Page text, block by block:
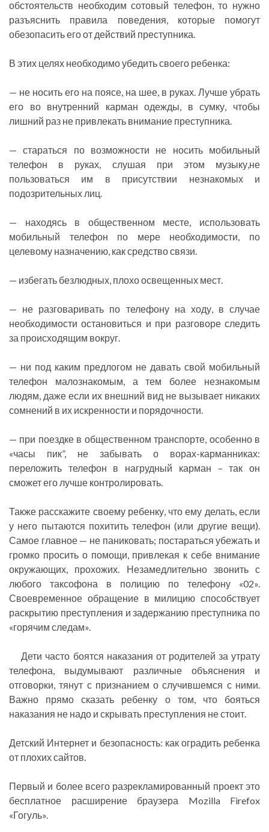
обстоятельств необходим сотовый телефон, то нужно
разъяснить правила поведения, которые помогут
обезопасить его от действий преступника.
В этих целях необходимо убедить своего ребенка:
— не носить его на поясе, на шее, в руках. Лучше убрать
его во внутренний карман одежды, в сумку, чтобы
лишний раз не привлекать внимание преступника.
— стараться по возможности не носить мобильный
телефон в руках, слушая при этом музыку,не
пользоваться им в присутствии незнакомых и
подозрительных лиц.
— находясь в общественном месте, использовать
мобильный телефон по мере необходимости, по
целевому назначению, как средство связи.
— избегать безлюдных, плохо освещенных мест.
— не разговаривать по телефону на ходу, в случае
необходимости остановиться и при разговоре следить
за происходящим вокруг.
— ни под каким предлогом не давать свой мобильный
телефон малознакомым, а тем более незнакомым
людям, даже если их внешний вид не вызывает никаких
сомнений в их искренности и порядочности.
— при поездке в общественном транспорте, особенно в
«часы пик”, не забывать о ворах-карманниках:
переложить телефон в нагрудный карман – так он
сможет его лучше контролировать.
Также расскажите своему ребенку, что ему делать, если
у него пытаются похитить телефон (или другие вещи).
Самое главное — не паниковать; постараться убежать и
громко просить о помощи, привлекая к себе внимание
окружающих, прохожих. Незамедлительно звонить с
любого таксофона в полицию по телефону «02».
Своевременное обращение в милицию способствует
раскрытию преступления и задержанию преступника по
«горячим следам».
Дети часто боятся наказания от родителей за утрату
телефона, выдумывают различные объяснения и
отговорки, тянут с признанием о случившемся с ними.
Важно прямо сказать ребенку о том, что бояться
наказания не надо и скрывать преступления не стоит.
Детский Интернет и безопасность: как оградить ребенка
от плохих сайтов.
Первый и более всего разрекламированный проект это
бесплатное расширение браузера Mozilla Firefox
«Гогуль».